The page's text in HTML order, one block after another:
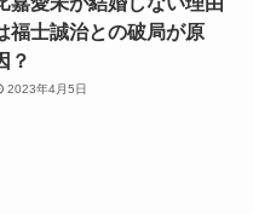
福士誠治との破局が原
？
2023年4月5日